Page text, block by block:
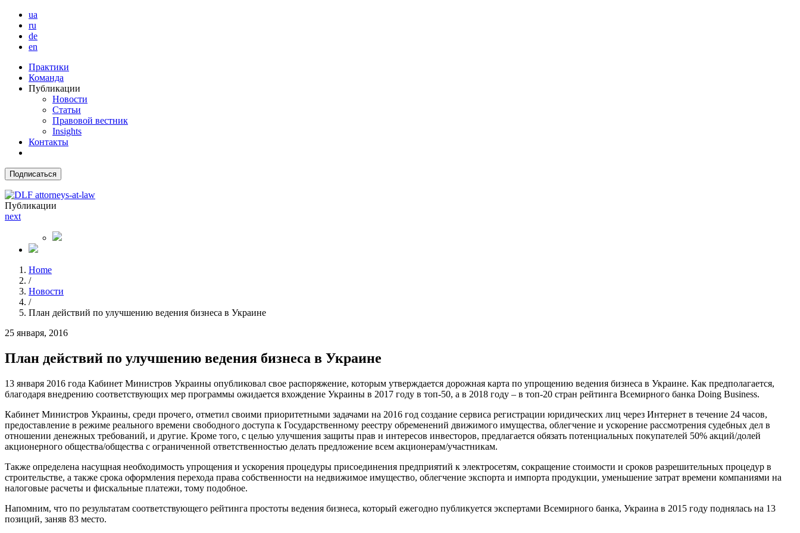
ua
ru
de
en
Практики
Команда
Публикации
Новости
Статьи
Правовой вестник
Insights
Контакты
Подписаться
Публикации
next
Home
/
Новости
/
План действий по улучшению ведения бизнеса в Украине
25 января, 2016
План действий по улучшению ведения бизнеса в Украине
13 января 2016 года Кабинет Министров Украины опубликовал свое распоряжение, которым утверждается дорожная карта по упрощению ведения бизнеса в Украине. Как предполагается,
благодаря внедрению соответствующих мер программы ожидается вхождение Украины в 2017 году в топ-50, а в 2018 году – в топ-20 стран рейтинга Всемирного банка Doing Business.
Кабинет Министров Украины, среди прочего, отметил своими приоритетными задачами на 2016 год создание сервиса регистрации юридических лиц через Интернет в течение 24 часов,
предоставление в режиме реального времени свободного доступа к Государственному реестру обременений движимого имущества, облегчение и ускорение рассмотрения судебных дел в
отношении денежных требований, и другие. Кроме того, с целью улучшения защиты прав и интересов инвесторов, предлагается обязать потенциальных покупателей 50% акций/долей
акционерного общества/общества с ограниченной ответственностью делать предложение всем акционерам/участникам.
Также определена насущная необходимость упрощения и ускорения процедуры присоединения предприятий к электросетям, сокращение стоимости и сроков разрешительных процедур в
строительстве, а также срока оформления перехода права собственности на недвижимое имущество, облегчение экспорта и импорта продукции, уменьшение затрат времени компаниями на
налоговые расчеты и фискальные платежи, тому подобное.
Напомним, что по результатам соответствующего рейтинга простоты ведения бизнеса, который ежегодно публикуется экспертами Всемирного банка, Украина в 2015 году поднялась на 13
позиций, заняв 83 место.